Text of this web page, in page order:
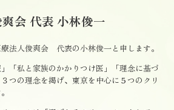
会 代表 小林俊一
法人俊爽会 代表の小林俊一と申します。
「私と家族のかかりつけ医」「理念に基づ
つの理念を掲げ、東京を中心に５つのクリ